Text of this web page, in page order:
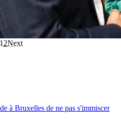
1 2Next
à Bruxelles de ne pas s'immiscer